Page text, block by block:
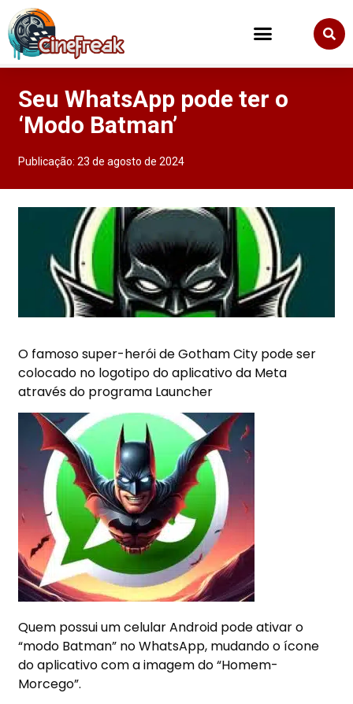
Seu WhatsApp pode ter o
‘Modo Batman’
Publicação:23 de agosto de 2024
O famoso super-herói de Gotham City pode ser
colocado no logotipo do aplicativo da Meta
através do programa Launcher
Quem possui um celular Android pode ativar o
“modo Batman” no WhatsApp, mudando o ícone
do aplicativo com a imagem do “Homem-
Morcego”.